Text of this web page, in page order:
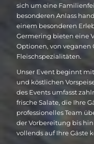
sich um eine
besonderen Anlass
einem besonderen
Germering bieten eine
Optionen, von
Fleischspezialitäten.
Unser Event beginnt
und köstlichen
des Events umfasst
frische Salate, die Ihre
professionelles Team
der Vorbereitung bis
vollends auf Ihre Gäste